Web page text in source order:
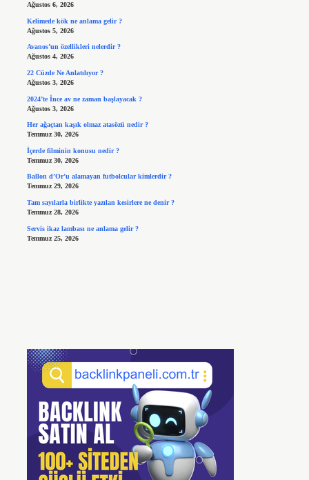
Ağustos 6, 2026
Kelimede kök ne anlama gelir ?
Ağustos 5, 2026
Avanos’un özellikleri nelerdir ?
Ağustos 4, 2026
22 Cüzde Ne Anlatılıyor ?
Ağustos 3, 2026
2024’te İnce av ne zaman başlayacak ?
Ağustos 3, 2026
Her ağaçtan kaşık olmaz atasözü nedir ?
Temmuz 30, 2026
İçerde filminin konusu nedir ?
Temmuz 30, 2026
Ballon d’Or’u alamayan futbolcular kimlerdir ?
Temmuz 29, 2026
Tam sayılarla birlikte yazılan kesirlere ne denir ?
Temmuz 28, 2026
Servis ikaz lambası ne anlama gelir ?
Temmuz 25, 2026